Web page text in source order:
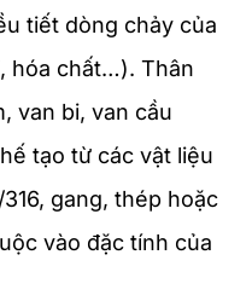
tiết dòng chảy của
hóa chất…). Thân
van bi, van cầu
tạo từ các vật liệu
gang, thép hoặc
vào đặc tính của